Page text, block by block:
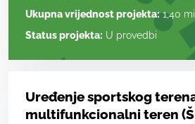
Ukupna vrijednost projekta: 1,40
Status projekta: U provedbi
Uređenje sportskog
multifunkcionalni teren